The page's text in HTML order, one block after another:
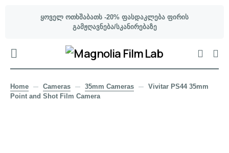
ყოველ ოთხშაბათს -20% ფასდაკლება ფირის
გამჟღავნება/სკანირებაზე
Home Cameras 35mm Cameras
Vivitar PS44 35mm
Point and Shot Film Camera